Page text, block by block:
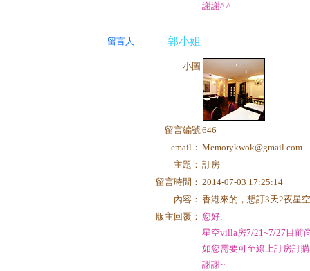
謝謝^ ^
留言人 郭小姐
小圖
留言編號646
email： Memorykwok@gmail.com
主題： 訂房
留言時間： 2014-07-03 17:25:14
內容： 香港來的，想訂3天2夜星
版主回覆： 您好:
星空villa房7/21~7/27目前
如您需要可至線上訂房訂
謝謝~